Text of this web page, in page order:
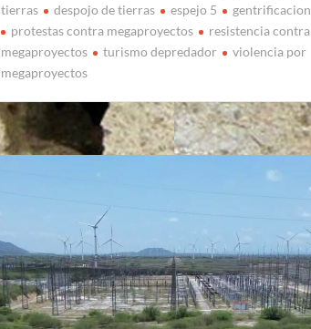
tierras
despojo de tierras espejo 5
gentrificacion
protestas contra megaproyectos
resistencia contra
megaproyectos
turismo depredador
violencia por
megaproyectos